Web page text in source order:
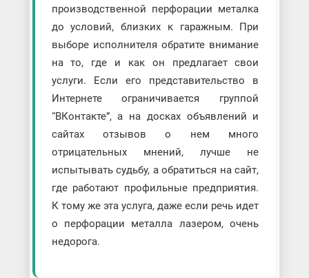
производственной перфорации металка
до условий, близких к гаражным. При
выборе исполнителя обратите внимание
на то, где и как он предлагает свои
услуги. Если его представительство в
Интернете ограничивается группой
“ВКонтакте”, а на досках объявлений и
сайтах отзывов о нем много
отрицательных мнений, лучше не
испытывать судьбу, а обратиться на сайт,
где работают профильные предприятия.
К тому же эта услуга, даже если речь идет
о перфорации металла лазером, очень
недорога.